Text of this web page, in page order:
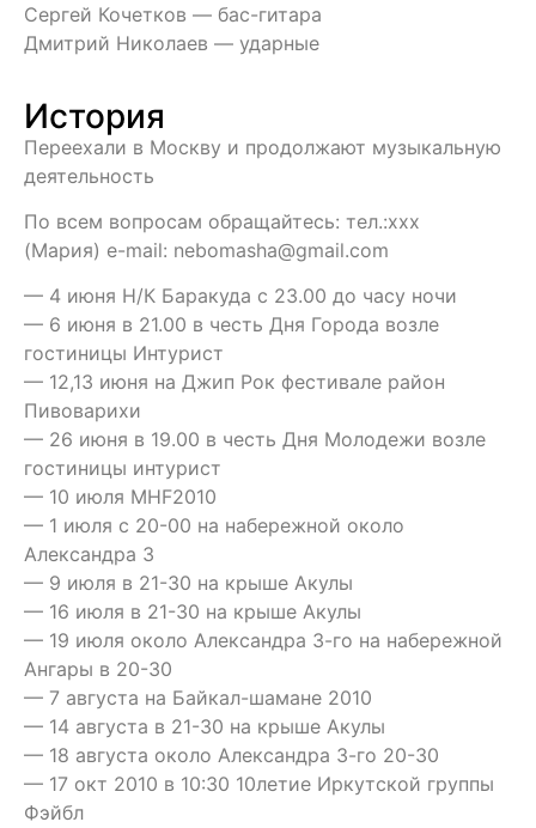
Сергей Кочетков — бас-гитара
Дмитрий Николаев — ударные
История
Переехали в Москву и продолжают музыкальную
деятельность
По всем вопросам обращайтесь: тел.:xxx
(Мария) e-mail: nebomasha@gmail.com
— 4 июня Н/К Баракуда с 23.00 до часу ночи
— 6 июня в 21.00 в честь Дня Города возле
гостиницы Интурист
— 12,13 июня на Джип Рок фестивале район
Пивоварихи
— 26 июня в 19.00 в честь Дня Молодежи возле
гостиницы интурист
— 10 июля MHF2010
— 1 июля с 20-00 на набережной около
Александра 3
— 9 июля в 21-30 на крыше Акулы
— 16 июля в 21-30 на крыше Акулы
— 19 июля около Александра 3-го на набережной
Ангары в 20-30
— 7 августа на Байкал-шамане 2010
— 14 августа в 21-30 на крыше Акулы
— 18 августа около Александра 3-го 20-30
— 17 окт 2010 в 10:30 10летие Иркутской группы
Фэйбл